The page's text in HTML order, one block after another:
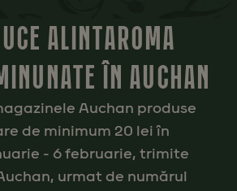
ALINTAROMA
ÎN AUCHAN
Auchan produse
de minimum 20 lei în
- 6 februarie, trimite
urmat de numărul